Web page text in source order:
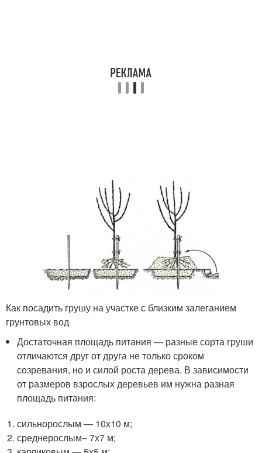
Как посадить грушу на участке с близким залеганием
грунтовых вод
Достаточная площадь питания — разные сорта груши
отличаются друг от друга не только сроком
созревания, но и силой роста дерева. В зависимости
от размеров взрослых деревьев им нужна разная
площадь питания:
сильнорослым — 10х10 м;
среднерослым– 7х7 м;